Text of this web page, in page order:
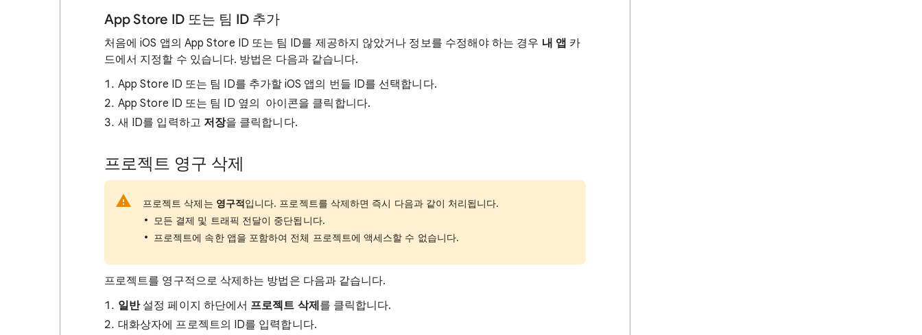
App Store ID 또는 팀 ID 추가
처음에 iOS 앱의 App Store ID 또는 팀 ID를 제공하지 않았거나 정보를 수정해야 하는 경우 내 앱 카
드에서 지정할 수 있습니다. 방법은 다음과 같습니다.
App Store ID 또는 팀 ID를 추가할 iOS 앱의 번들 ID를 선택합니다.
App Store ID 또는 팀 ID 옆의
아이콘을 클릭합니다.
새 ID를 입력하고 저장을 클릭합니다.
프로젝트 영구 삭제
프로젝트 삭제는 영구적입니다. 프로젝트를 삭제하면 즉시 다음과 같이 처리됩니다.
모든 결제 및 트래픽 전달이 중단됩니다.
프로젝트에 속한 앱을 포함하여 전체 프로젝트에 액세스할 수 없습니다.
프로젝트를 영구적으로 삭제하는 방법은 다음과 같습니다.
일반설정 페이지 하단에서 프로젝트 삭제 를 클릭합니다.
대화상자에 프로젝트의 ID를 입력합니다.